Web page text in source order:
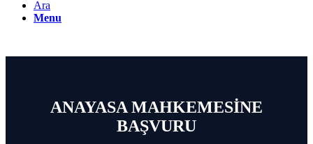
Ara
Menu
ANAYASA MAHKEMESİNE
BAŞVURU